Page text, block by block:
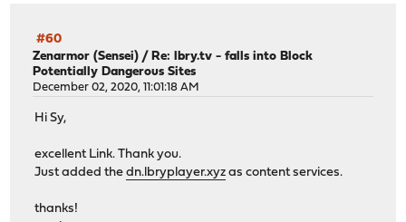
#60
Zenarmor (Sensei) / Re: lbry.tv - falls into Block
Potentially Dangerous Sites
December 02, 2020, 11:01:18 AM
Hi Sy,
excellent Link. Thank you.
Just added thedn.lbryplayer.xyz as content services.
thanks!